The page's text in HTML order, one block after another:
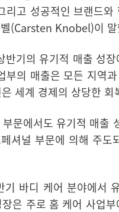
리고 성공적인 브랜드
(Carsten Knobel)이
반기의 유기적 매출 성
부의 매출은 모든 지역
세계 경제의 상당한
문에서도 유기적 매출
셔널 부문에 의해 주도
기 바디 케어 분야에서
은 주로 홈 케어 사업